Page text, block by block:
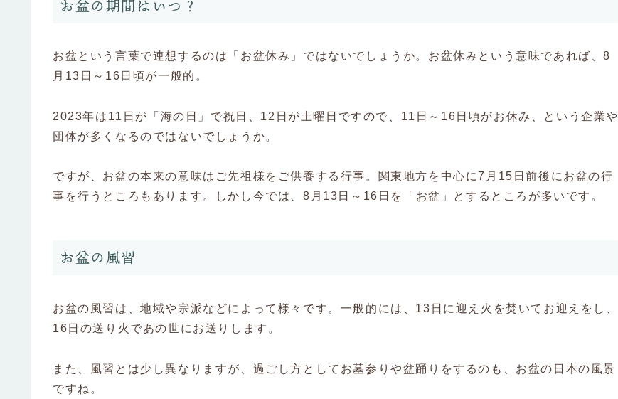
お盆の期間はいつ？
お盆という言葉で連想するのは「お盆休み」ではないでしょうか。お盆休みという意味であれば、8
月13日～16日頃が一般的。
2023年は11日が「海の日」で祝日、12日が土曜日ですので、11日～16日頃がお休み、という企業や
団体が多くなるのではないでしょうか。
ですが、お盆の本来の意味はご先祖様をご供養する行事。関東地方を中心に7月15日前後にお盆の行
事を行うところもあります。しかし今では、8月13日～16日を「お盆」とするところが多いです。
お盆の風習
お盆の風習は、地域や宗派などによって様々です。一般的には、13日に迎え火を焚いてお迎えをし、
16日の送り火であの世にお送りします。
また、風習とは少し異なりますが、過ごし方としてお墓参りや盆踊りをするのも、お盆の日本の風景
ですね。